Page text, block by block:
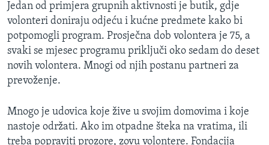
Jedan od primjera grupnih aktivnosti je butik, gdje
volonteri doniraju odjeću i kućne predmete kako bi
potpomogli program. Prosječna dob volontera je 75, a
svaki se mjesec programu priključi oko sedam do deset
novih volontera. Mnogi od njih postanu partneri za
prevoženje.
Mnogo je udovica koje žive u svojim domovima i koje
nastoje održati. Ako im otpadne šteka na vratima, ili
treba popraviti prozore, zovu volontere. Fondacija